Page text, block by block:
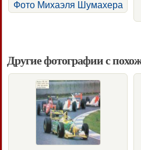
Фото Михаэля Шумахера
Другие фотографии с